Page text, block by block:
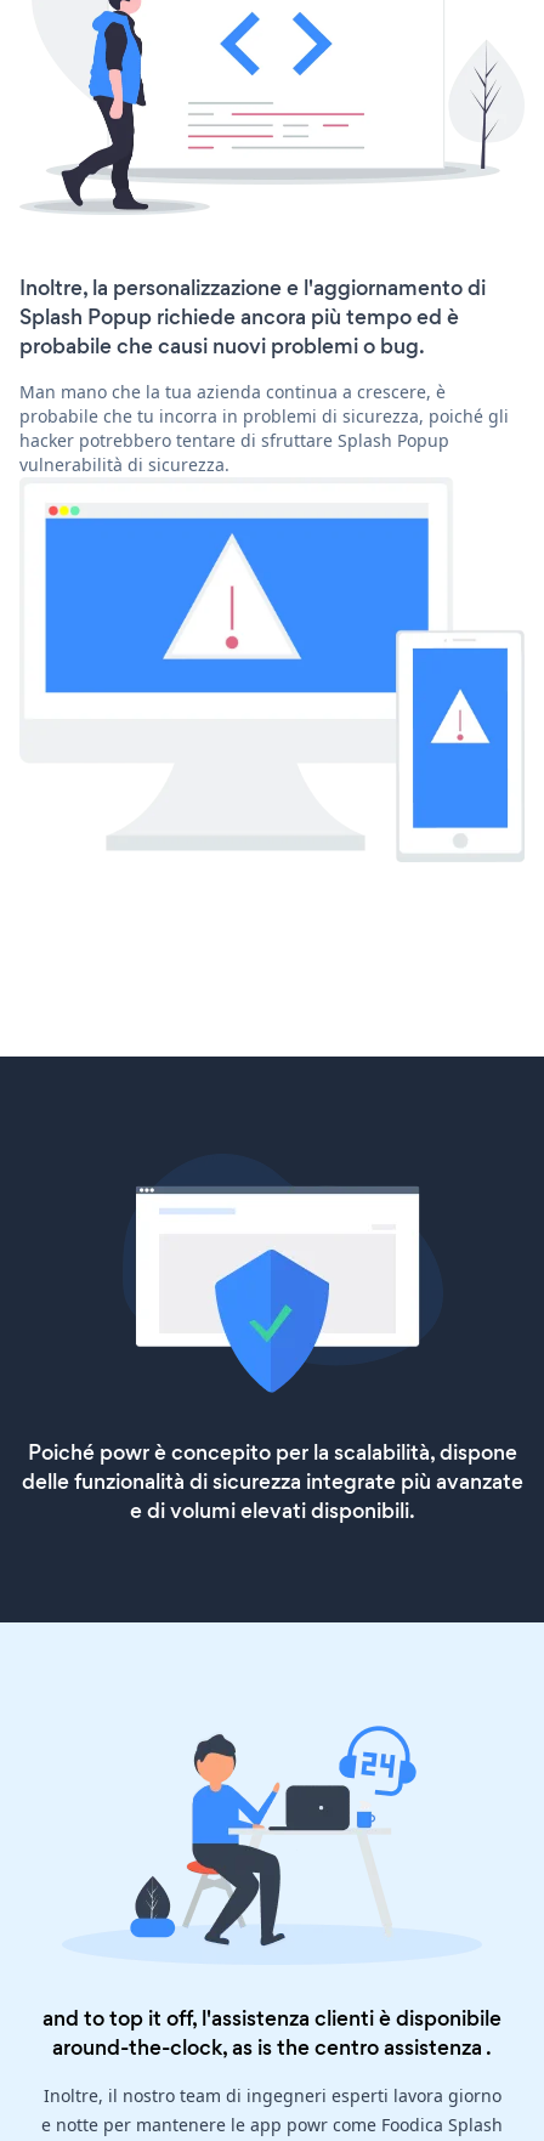
Inoltre, la personalizzazione e l'aggiornamento di
Splash Popup richiede ancora più tempo ed è
probabile che causi nuovi problemi o bug.
Man mano che la tua azienda continua a crescere, è
probabile che tu incorra in problemi di sicurezza, poiché gli
hacker potrebbero tentare di sfruttare Splash Popup
vulnerabilità di sicurezza.
Poiché powr è concepito per la scalabilità, dispone
delle funzionalità di sicurezza integrate più avanzate
e di volumi elevati disponibili.
and to top it off, l'assistenza clienti è disponibile
around-the-clock, as is thecentro assistenza .
Inoltre, il nostro team di ingegneri esperti lavora giorno
e notte per mantenere le app powr come Foodica Splash